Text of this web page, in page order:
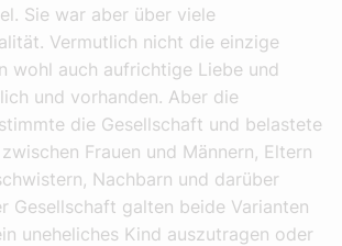
Sie war aber über viele
Vermutlich nicht die einzige
wohl auch aufrichtige Liebe und
und vorhanden. Aber die
die Gesellschaft und belastete
Frauen und Männern, Eltern
Nachbarn und darüber
Gesellschaft galten beide Varianten
uneheliches Kind auszutragen oder